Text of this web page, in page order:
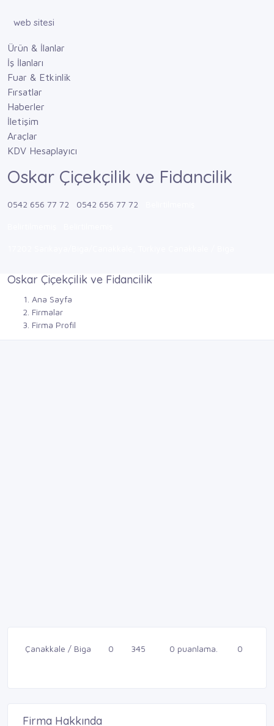
web sitesi
Ürün & İlanlar
İş İlanları
Fuar & Etkinlik
Fırsatlar
Haberler
İletişim
Araçlar
KDV Hesaplayıcı
Oskar Çiçekçilik ve Fidancilik
0542 656 77 72 0542 656 77 72
Oskar Çiçekçilik ve Fidancilik
Ana Sayfa
Firmalar
Firma Profil
Çanakkale / Biga 0 345 0 puanlama. 0
Firma Hakkında